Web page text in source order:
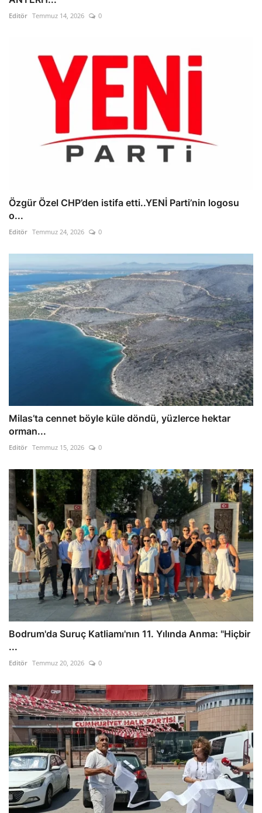
Editör Temmuz 14, 2026 0
Özgür Özel CHP’den istifa etti..YENİ Parti’nin logosu
o...
Editör Temmuz 24, 2026 0
Milas’ta cennet böyle küle döndü, yüzlerce hektar
orman...
Editör Temmuz 15, 2026 0
Bodrum'da Suruç Katliamı'nın 11. Yılında Anma: "Hiçbir
...
Editör Temmuz 20, 2026 0